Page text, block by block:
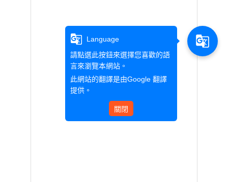
g_translate
Language
請點選此按鈕來選擇您喜歡的語
言來瀏覽本網站。
此網站的翻譯是由Google 翻譯
提供。
關閉
g_translate